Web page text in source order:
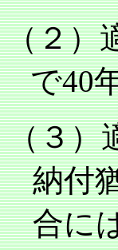
（２）
で40
（３）
納付
合に